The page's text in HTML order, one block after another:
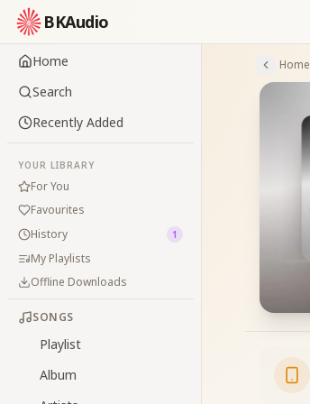
BKAudio
Home
Search
Recently Added
YOUR LIBRARY
For You
Favourites
History
1
My Playlists
Offline Downloads
SONGS
Playlist
Album
Home